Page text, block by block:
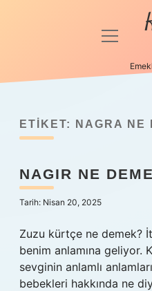
Anasayfa
Politikası
Hakkımızda
menüyü
ETIKET: NAGRA NE
NAGIR NE
Tarih: Nisan 20, 2025
Zuzu kürtçe ne demek?
benim anlamına geliyor.
sevginin anlamlı
bebekleri hakkında ne